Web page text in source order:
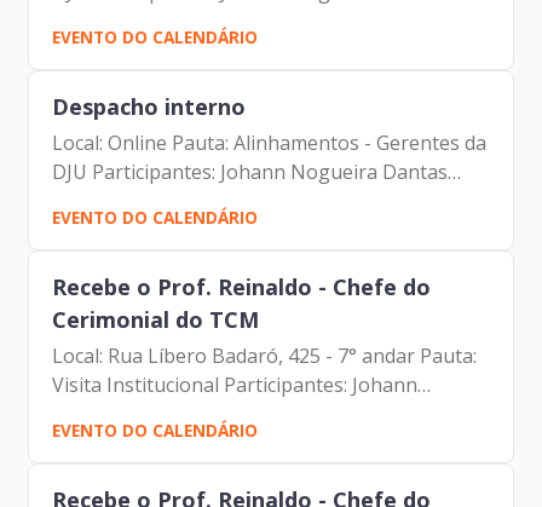
Carolina Magnani Hiromoto Carlos Alberto da
Silva Vinicius Lobato Couto Carlos Antonio
Carvalho de Campos...
EVENTO DO CALENDÁRIO
Despacho interno
Local: Online Pauta: Alinhamentos - Gerentes da
DJU Participantes: Johann Nogueira Dantas
Carolina Magnani Hiromoto Carlos Alberto da
Silva Vinicius Lobato Couto Carlos Antonio
Carvalho de Campos...
EVENTO DO CALENDÁRIO
Recebe o Prof. Reinaldo - Chefe do
Cerimonial do TCM
Local: Rua Líbero Badaró, 425 - 7° andar Pauta:
Visita Institucional Participantes: Johann
Nogueira Dantas (Prodam) Prof. Reinaldo
(TCM)
EVENTO DO CALENDÁRIO
Recebe o Prof. Reinaldo - Chefe do